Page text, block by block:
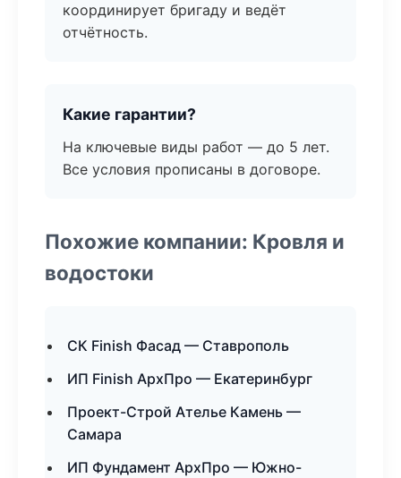
координирует бригаду и ведёт
отчётность.
Какие гарантии?
На ключевые виды работ — до 5 лет.
Все условия прописаны в договоре.
Похожие компании: Кровля и
водостоки
СК Finish Фасад — Ставрополь
ИП Finish АрхПро — Екатеринбург
Проект-Строй Ателье Камень —
Самара
ИП Фундамент АрхПро — Южно-